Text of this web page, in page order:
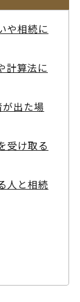
や相続に
計算法に
出た場
受け取る
人と相続